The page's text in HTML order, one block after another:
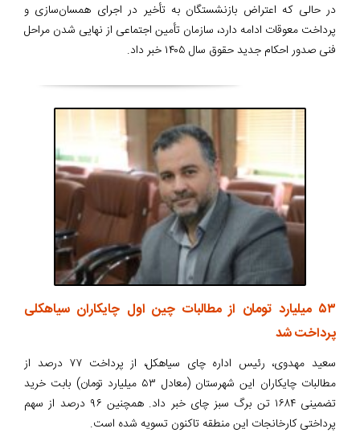
در حالی که اعتراض بازنشستگان به تأخیر در اجرای همسان‌سازی و
پرداخت معوقات ادامه دارد، سازمان تأمین اجتماعی از نهایی شدن مراحل
فنی صدور احکام جدید حقوق سال ۱۴۰۵ خبر داد.
۵۳ میلیارد تومان از مطالبات چین اول چایکاران سیاهکلی
پرداخت شد
سعید مهدوی، رئیس اداره چای سیاهکل، از پرداخت ۷۷ درصد از
مطالبات چایکاران این شهرستان (معادل ۵۳ میلیارد تومان) بابت خرید
تضمینی ۱۶۸۴ تن برگ سبز چای خبر داد. همچنین ۹۶ درصد از سهم
پرداختی کارخانجات این منطقه تاکنون تسویه شده است.